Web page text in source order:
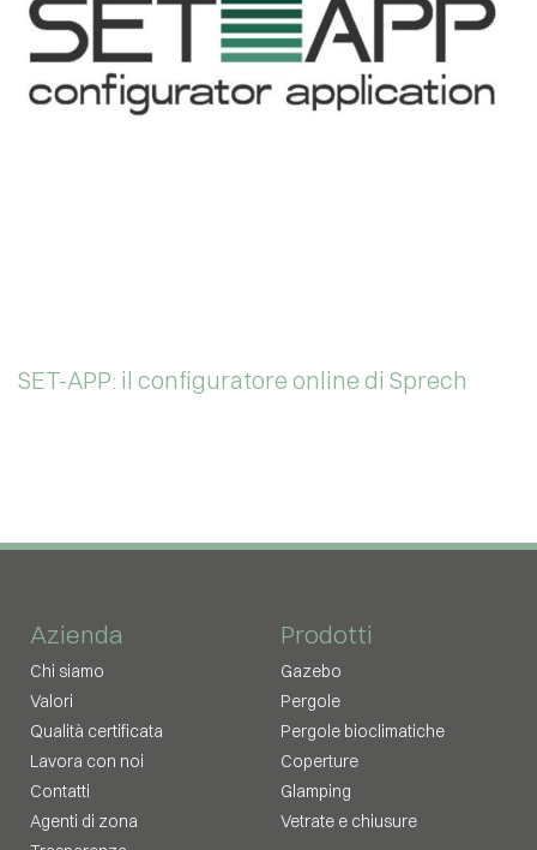
SET-APP: il configuratore online di Sprech
Azienda
Chi siamo
Valori
Qualità certificata
Lavora con noi
Contatti
Agenti di zona
Prodotti
Gazebo
Pergole
Pergole bioclimatiche
Coperture
Glamping
Vetrate e chiusure